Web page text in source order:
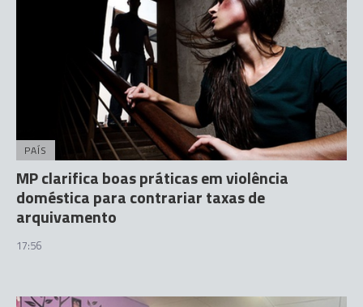
PAÍS
MP clarifica boas práticas em violência
doméstica para contrariar taxas de
arquivamento
17:56